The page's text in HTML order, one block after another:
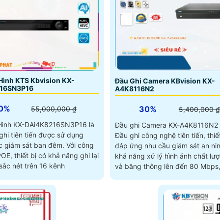
KTS Kbvision KX-
55,000,000 ₫
KX-DAi4K8216SN3P16 là
tiên tiến được sử dụng
sát ban đêm. Với công
thiết bị có khả năng ghi lại
nét trên 16 kênh
Đầu Ghi Camera KBvision KX-
A4K8116N2
30%
5,400,000 ₫
Đầu ghi Camera KX-A4K8116N2
Đầu ghi công nghệ tiên tiến,
đáp ứng nhu cầu giám sát an ninh.
khả năng xử lý hình ảnh chất
và băng thông lên đến 80
một cách rõ ràng